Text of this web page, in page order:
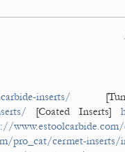
inserts/
[Coated Inserts]
pro_cat/cermet-inserts/